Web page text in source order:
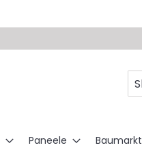
Paneele Baumarkt